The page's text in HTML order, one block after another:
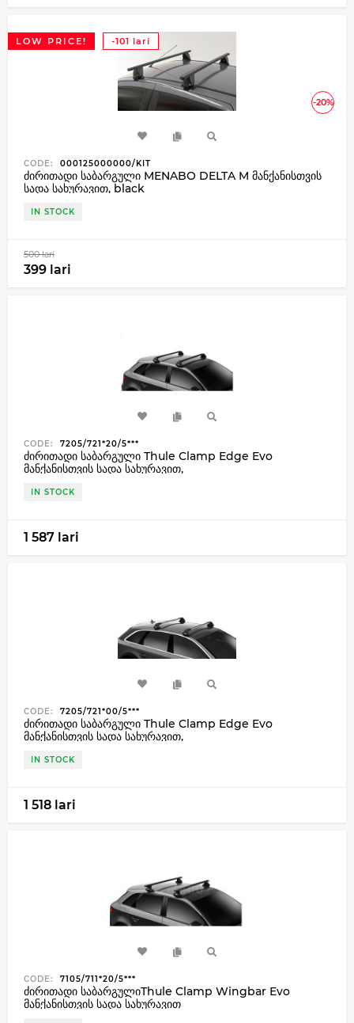
-20%
LOW PRICE! -101 lari
CODE: 000125000000/KIT
ძირითადი საბარგული MENABO DELTA M მანქანისთვის
სადა სახურავით, black
IN STOCK
500 lari
399 lari
CODE: 7205/721*20/5***
ძირითადი საბარგული Thule Clamp Edge Evo
მანქანისთვის სადა სახურავით,
IN STOCK
1 587 lari
CODE: 7205/721*00/5***
ძირითადი საბარგული Thule Clamp Edge Evo
მანქანისთვის სადა სახურავით,
IN STOCK
1 518 lari
CODE: 7105/711*20/5***
ძირითადი საბარგულიThule Clamp Wingbar Evo
მანქანისთვის სადა სახურავით